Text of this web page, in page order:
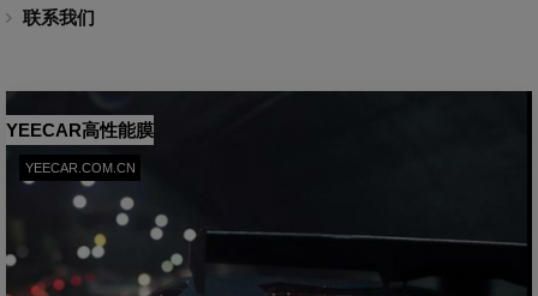
联系我们
YEECAR高性能膜
YEECAR.COM.CN